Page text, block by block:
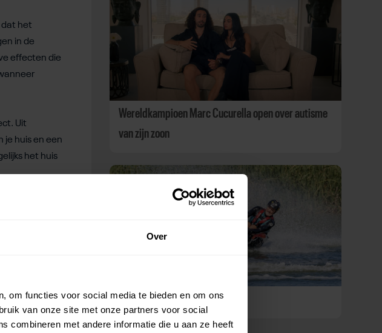
Over
om functies voor social media te bieden en om ons
van onze site met onze partners voor social
combineren met andere informatie die u aan ze heeft
dat het
in de
effecten die
Uit
je huis en een
het huis
Wereldkampioen Marc Cucurella open over autisme
van zijn zoon
Mentale kracht de Popski-way